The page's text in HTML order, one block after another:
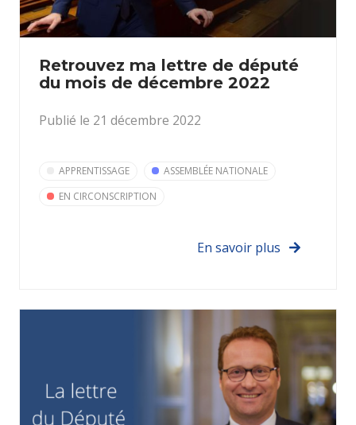
Retrouvez ma lettre de député
du mois de décembre 2022
Publié le 21 décembre 2022
APPRENTISSAGE
ASSEMBLÉE NATIONALE
EN CIRCONSCRIPTION
En savoir plus